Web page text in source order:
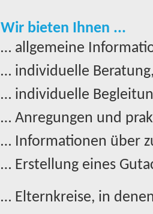
Wir bieten Ihnen ...
… allgemeine
… individuelle Beratung,
… individuelle
… Anregungen und
… Informationen über
… Erstellung eines
… Elternkreise, in